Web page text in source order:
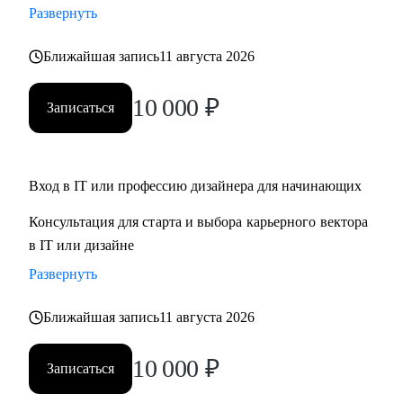
• Для дизайнеров, UI, UX, продуктовых дизайнеров
• Тем, кто хочет стать дизайнером в IT
• Тем, кто хочет войти в IT и начать строить карьеру с нуля,
но не знает с чего начать
Обращайся ко мне, если нужна помощь с
определением куда и как расти
Развернуть
Ближайшая запись11 августа 2026
Записаться 10 000 ₽
Вход в IT или профессию дизайнера для начинающих
Консультация для старта и выбора карьерного вектора
в IT или дизайне
Развернуть
Ближайшая запись11 августа 2026
Записаться 10 000 ₽